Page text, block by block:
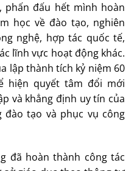
đấu hết mình hoàn
học về đào tạo, nghiên
nghệ, hợp tác quốc tế,
lĩnh vực hoạt động khác.
lập thành tích kỷ niệm 60
hiện quyết tâm đổi mới
và khẳng định uy tín của
tạo và phục vụ công
đã hoàn thành công tác